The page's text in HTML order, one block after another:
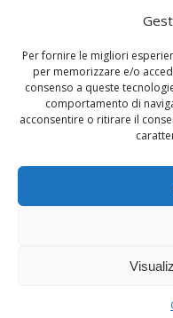
Per fornire le migliori
per memorizzare e/o
consenso a queste
comportamento di
acconsentire o ritirare il
Nessun
Nessun